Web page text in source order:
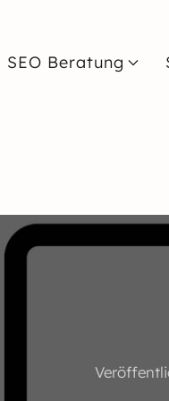
SEO Beratung